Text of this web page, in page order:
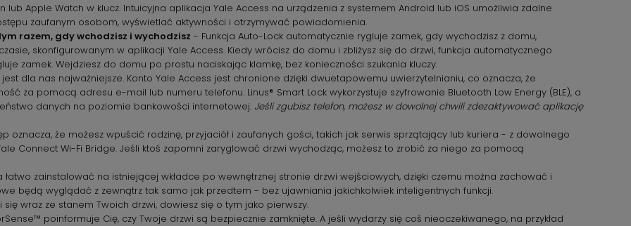
Apple Watch w klucz. Intuicyjna aplikacja Yale Access na urządzenia z systemem Android lub iOS umożliwia zdalne
zaufanym osobom, wyświetlać aktywności i otrzymywać powiadomienia.
razem, gdy wchodzisz i wychodzisz - Funkcja Auto-Lock automatycznie rygluje zamek, gdy wychodzisz z domu,
skonfigurowanym w aplikacji Yale Access. Kiedy wrócisz do domu i zbliżysz się do drzwi, funkcja automatycznego
zamek. Wejdziesz do domu po prostu naciskając klamkę, bez konieczności szukania kluczy.
dla nas najważniejsze. Konto Yale Access jest chronione dzięki dwuetapowemu uwierzytelnianiu, co oznacza, że
za pomocą adresu e-mail lub numeru telefonu. Linus® Smart Lock wykorzystuje szyfrowanie Bluetooth Low Energy (BLE), a
danych na poziomie bankowości internetowej. Jeśli zgubisz telefon, możesz w dowolnej chwili zdezaktywować aplikację
oznacza, że możesz wpuścić rodzinę, przyjaciół i zaufanych gości, takich jak serwis sprzątający lub kuriera - z dowolnego
Connect Wi-Fi Bridge. Jeśli ktoś zapomni zaryglować drzwi wychodząc, możesz to zrobić za niego za pomocą
łatwo zainstalować na istniejącej wkładce po wewnętrznej stronie drzwi wejściowych, dzięki czemu można zachować i
będą wyglądać z zewnątrz tak samo jak przedtem - bez ujawniania jakichkolwiek inteligentnych funkcji.
wraz ze stanem Twoich drzwi, dowiesz się o tym jako pierwszy.
poinformuje Cię, czy Twoje drzwi są bezpiecznie zamknięte. A jeśli wydarzy się coś nieoczekiwanego, na przykład